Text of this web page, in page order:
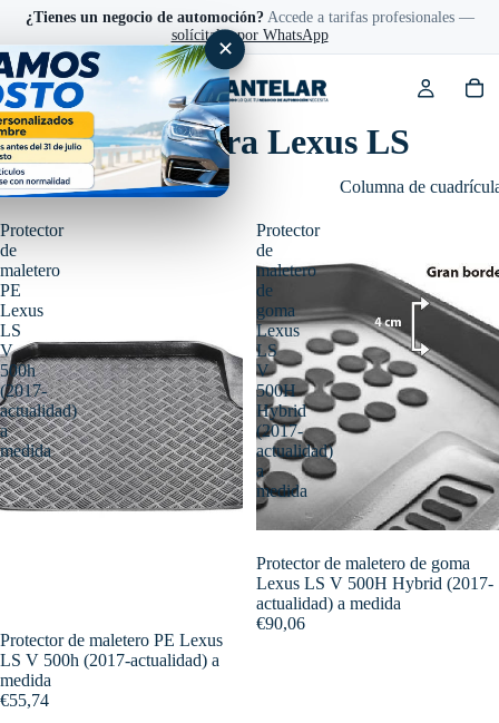
¿Tienes un negocio de automoción?Accede a tarifas profesionales —
solícitalas por WhatsApp
✕
Accesorios para Lexus LS
Filtro Columna de
Protector
de
maletero
PE
Lexus
LS
V
500h
(2017-
actualidad)
a
medida
Protector de maletero PE Lexus
LS V 500h (2017-actualidad) a
medida
€55,74
Protector
de
maletero
de
goma
Lexus
LS
V
500H
Hybrid
(2017-
actualidad)
a
medida
Protector de maletero de goma
Lexus LS V 500H Hybrid (2017-
actualidad) a medida
€90,06